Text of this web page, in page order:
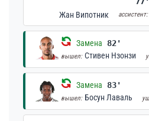
Жан Випотник
ассистент:
Замена 82'
вышел: Стивен Нзонзи
Замена 83'
вышел: Босун Лаваль